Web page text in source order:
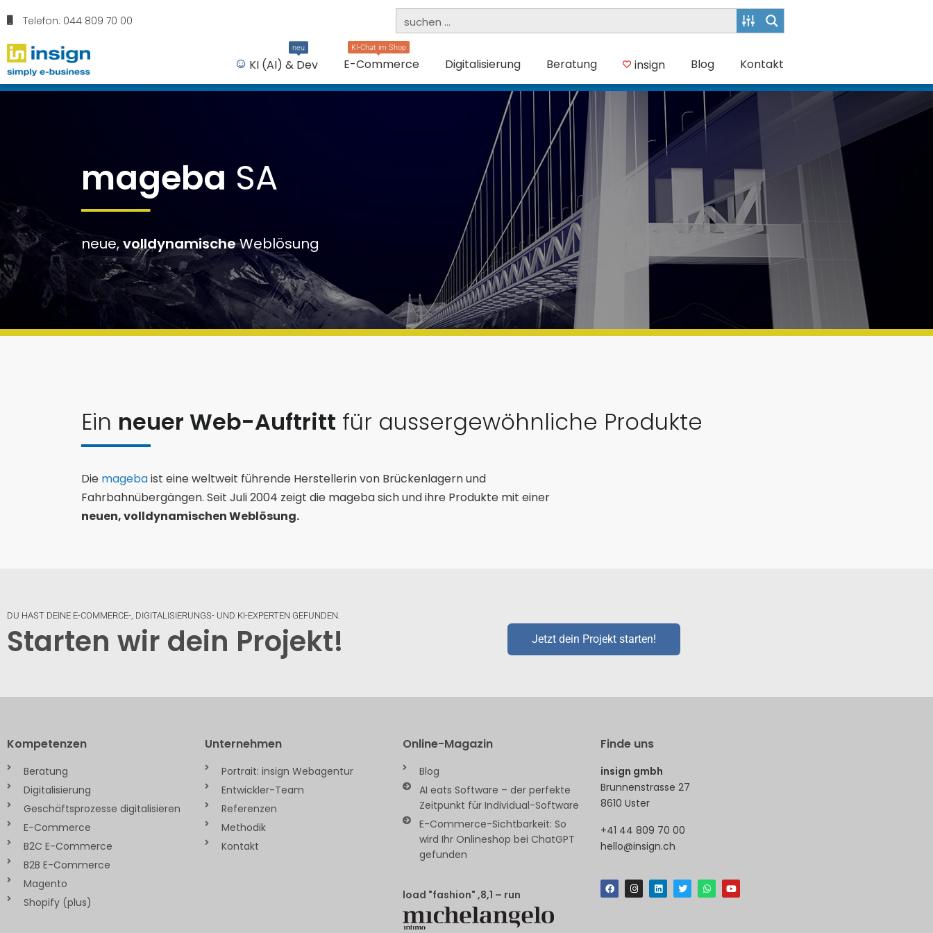
Telefon: 044 809 70 00
KI (AI) & Dev
neu
E-Commerce
KI-Chat im Shop
Digitalisierung Beratung insign Blog Kontakt
mageba SA
neue,volldynamischeWeblösung
Ein neuer Web-Auftritt für aussergewöhnliche Produkte
Die magebaist eine weltweit führende Herstellerin von Brückenlagern und
Fahrbahnübergängen. Seit Juli 2004 zeigt die mageba sich und ihre Produkte mit einer
neuen, volldynamischen Weblösung.
DU HAST DEINE E-COMMERCE-, DIGITALISIERUNGS- UND KI-EXPERTEN GEFUNDEN.
Starten wir dein Projekt! Jetzt dein Projekt starten!
Kompetenzen
Beratung
Digitalisierung
Geschäftsprozesse digitalisieren
E-Commerce
B2C E-Commerce
B2B E-Commerce
Magento
Shopify (plus)
Unternehmen
Portrait: insign Webagentur
Entwickler-Team
Referenzen
Methodik
Kontakt
Online-Magazin
Blog
AI eats Software – der perfekte
Zeitpunkt für Individual-Software
E-Commerce-Sichtbarkeit: So
wird Ihr Onlineshop bei ChatGPT
gefunden
load "fashion" ,8,1 – run
Finde uns
insign gmbh
Brunnenstrasse 27
8610 Uster
+41 44 809 70 00
hello@insign.ch